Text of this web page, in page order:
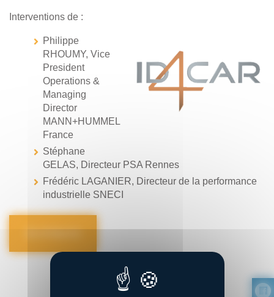
Interventions de :
Philippe
RHOUMY, Vice
President
Operations &
Managing
Director
MANN+HUMMEL
France
Stéphane
GELAS, Directeur PSA Rennes
Frédéric LAGANIER, Directeur de la performance
industrielle SNECI
Je m’inscris